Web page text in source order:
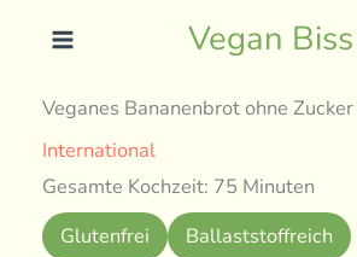
Vegan Biss
Veganes Bananenbrot ohne Zucker
International
Gesamte Kochzeit: 75 Minuten
Glutenfrei
Ballaststoffreich